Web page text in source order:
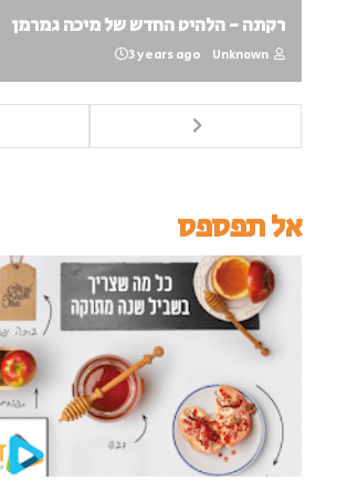
רקתה - הלהיט החדש של מיכה גמרמן
Unknown
3 years ago
אל תפספס